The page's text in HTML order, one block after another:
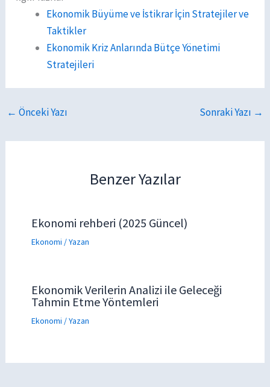
Ekonomik Büyüme ve İstikrar İçin Stratejiler ve
Taktikler
Ekonomik Kriz Anlarında Bütçe Yönetimi
Stratejileri
← Önceki Yazı Sonraki Yazı →
Benzer Yazılar
Ekonomi rehberi (2025 Güncel)
Ekonomi / Yazan
Ekonomik Verilerin Analizi ile Geleceği
Tahmin Etme Yöntemleri
Ekonomi / Yazan